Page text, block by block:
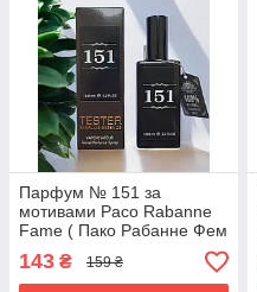
Парфум № 151 за
мотивами Paco Rabanne
Fame ( Пако Рабанне Фем
143 ₴ 159 ₴